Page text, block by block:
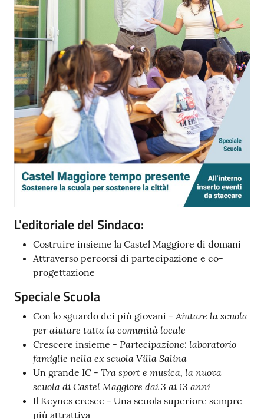
L'editoriale del Sindaco:
Costruire insieme la Castel Maggiore di domani
Attraverso percorsi di partecipazione e co-
progettazione
Speciale Scuola
Con lo sguardo dei più giovani -Aiutare la scuola
per aiutare tutta la comunità locale
Crescere insieme - Partecipazione: laboratorio
famiglie nella ex scuola Villa Salina
Un grande IC - Tra sport e musica, la nuova
scuola di Castel Maggiore dai 3 ai 13 anni
Il Keynes cresce - Una scuola superiore sempre
più attrattiva